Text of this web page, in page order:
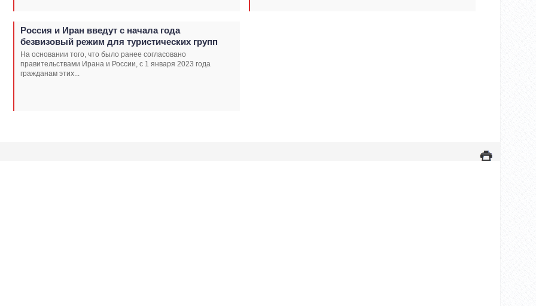
Россия и Иран введут с начала года
безвизовый режим для туристических групп
На основании того, что было ранее согласовано
правительствами Ирана и России, с 1 января 2023 года
гражданам этих...